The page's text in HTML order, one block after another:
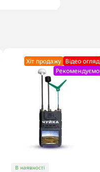
Хіт продажу Відео огляд
Рекомендуємо
В наявності